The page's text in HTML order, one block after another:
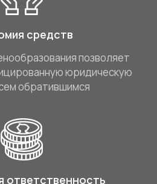
средств
позволяет
юридическую
обратившимся
ответственность